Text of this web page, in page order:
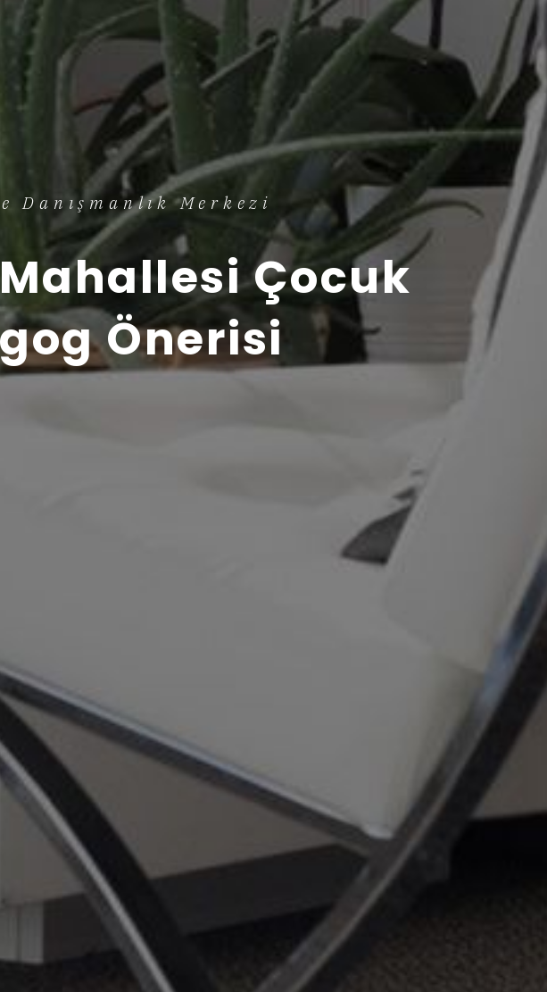
Danışmanlık Merkezi
Çocuk
Önerisi